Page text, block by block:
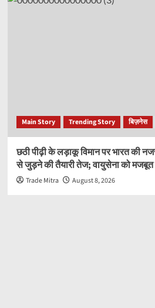
Main Story Trending Story बिज़नेस
छठी पीढ़ी के लड़ाकू विमान पर भारत की
से जुड़ने की तैयारी तेज; वायुसेना को
Trade Mitra August 8, 2026